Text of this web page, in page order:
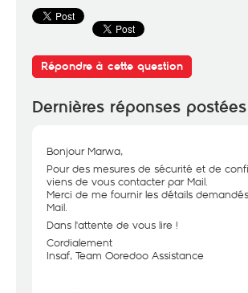
Répondre à cette question
Dernières réponses postées
Bonjour Marwa,
Pour des mesures de sécurité et de
viens de vous contacter par Mail.
Merci de me fournir les détails
Mail.
Dans l'attente de vous lire !
Cordialement
Insaf, Team Ooredoo Assistance